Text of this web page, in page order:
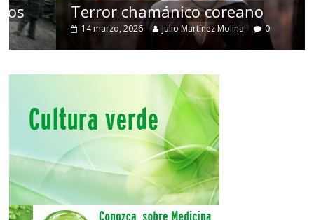
Terror chamánico coreano
14 marzo, 2026 Julio Martínez Molina 0